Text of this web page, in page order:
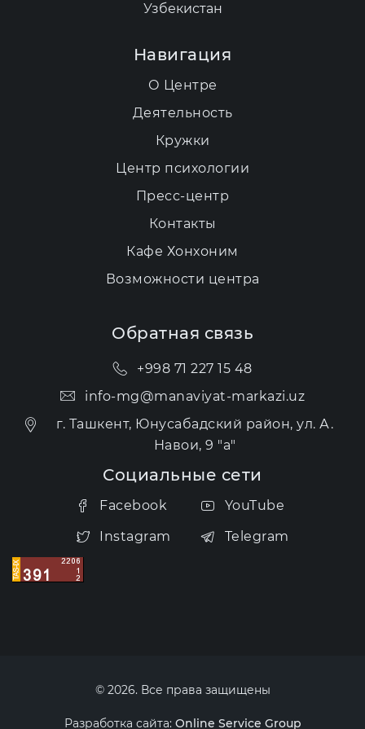
Узбекистан
Навигация
О Центре
Деятельность
Кружки
Центр психологии
Пресс-центр
Контакты
Кафе Хонхоним
Возможности центра
Обратная связь
+998 71 227 15 48
info-mg@manaviyat-markazi.uz
г. Ташкент, Юнусабадский район, ул. А.
Навои, 9 "а"
Социальные сети
Facebook
Instagram
YouTube
Telegram
© 2026. Все права защищены
Разработка сайта: Online Service Group